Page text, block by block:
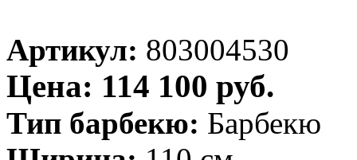
Артикул: 803004530
Цена: 114 100 руб.
Тип барбекю: Барбекю